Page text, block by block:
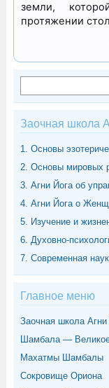
земли,
протяжении
Заочная школа
1. Основы
2. Основы мировых
3. Агни Йога об
4. Агни Йога о
5. Изучение и
6. Духовно-
7. Современная
Главное меню
Заочная школа Агни
Шамбала — Великое
Махатмы Шамбалы
Сокровище Ориона